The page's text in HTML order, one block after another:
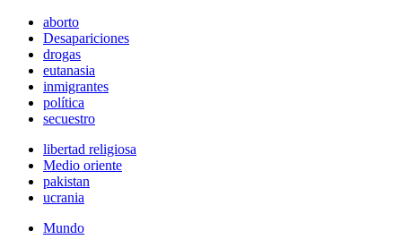
aborto
Desapariciones
drogas
eutanasia
inmigrantes
política
secuestro
libertad religiosa
Medio oriente
pakistan
ucrania
Mundo